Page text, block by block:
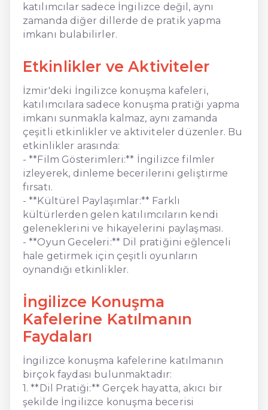
katılımcılar sadece İngilizce değil, aynı
zamanda diğer dillerde de pratik yapma
imkanı bulabilirler.
Etkinlikler ve Aktiviteler
İzmir'deki İngilizce konuşma kafeleri,
katılımcılara sadece konuşma pratiği yapma
imkanı sunmakla kalmaz, aynı zamanda
çeşitli etkinlikler ve aktiviteler düzenler. Bu
etkinlikler arasında:
- **Film Gösterimleri:** İngilizce filmler
izleyerek, dinleme becerilerini geliştirme
fırsatı.
- **Kültürel Paylaşımlar:** Farklı
kültürlerden gelen katılımcıların kendi
geleneklerini ve hikayelerini paylaşması.
- **Oyun Geceleri:** Dil pratiğini eğlenceli
hale getirmek için çeşitli oyunların
oynandığı etkinlikler.
İngilizce Konuşma
Kafelerine Katılmanın
Faydaları
İngilizce konuşma kafelerine katılmanın
birçok faydası bulunmaktadır:
1. **Dil Pratiği:** Gerçek hayatta, akıcı bir
şekilde İngilizce konuşma becerisi